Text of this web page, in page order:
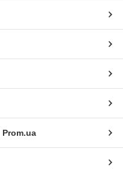
Prom.ua